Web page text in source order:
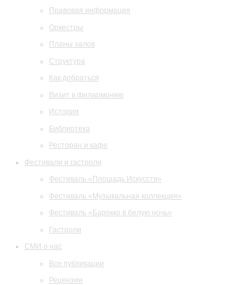
Правовая информация
Оркестры
Планы залов
Структура
Как добраться
Визит в филармонию
История
Библиотека
Ресторан и кафе
Фестивали и гастроли
Фестиваль «Площадь Искусств»
Фестиваль «Музыкальная коллекция»
Фестиваль «Барокко в белую ночь»
Гастроли
СМИ о нас
Все публикации
Рецензии